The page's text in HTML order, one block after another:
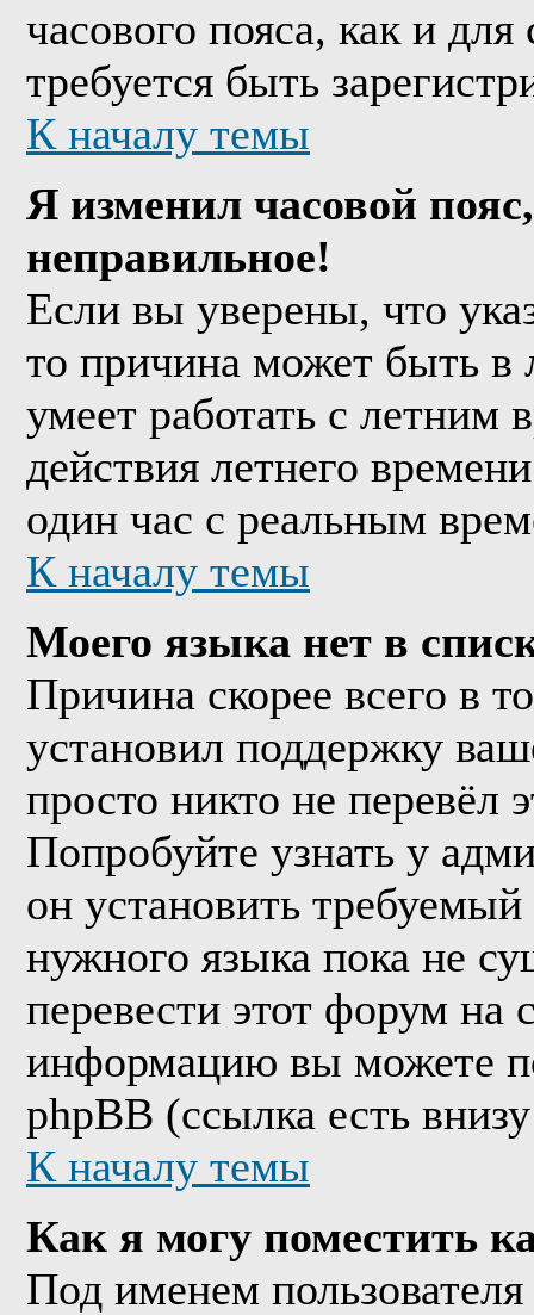
часового пояса, как и
требуется быть
К началу темы
Я изменил часовой
неправильное!
Если вы уверены, что
то причина может быть
умеет работать с летним
действия летнего
один час с реальным
К началу темы
Моего языка нет в
Причина скорее всего в
установил поддержку
просто никто не перевёл
Попробуйте узнать у
он установить
нужного языка пока не
перевести этот форум
информацию вы можете
phpBB (ссылка есть
К началу темы
Как я могу поместить
Под именем